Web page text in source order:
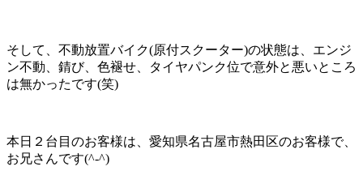
そして、不動放置バイク(原付スクーター)の状態は、エンジ
ン不動、錆び、色褪せ、タイヤパンク位で意外と悪いところ
は無かったです(笑)
本日２台目のお客様は、愛知県名古屋市熱田区のお客様で、
お兄さんです(^-^)